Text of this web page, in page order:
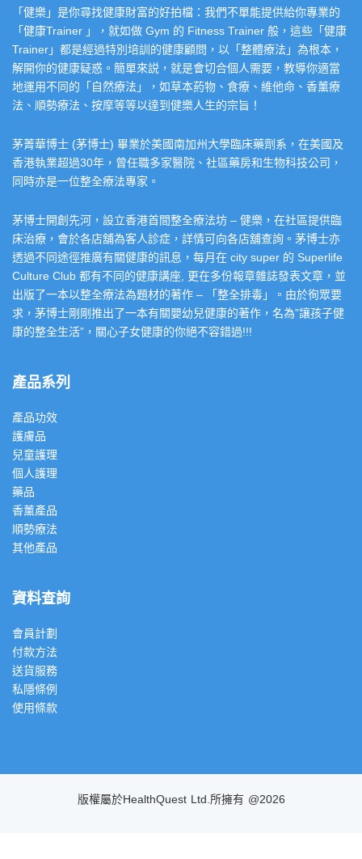
「健樂」是你尋找健康財富的好拍檔：我們不單能提供給你專業的
「健康Trainer 」，就如做 Gym 的 Fitness Trainer 般，這些「健康
Trainer」都是經過特別培訓的健康顧問，以「整體療法」為根本，
解開你的健康疑惑。簡單來説，就是會切合個人需要，教導你適當
地運用不同的「自然療法」，如草本葯物、食療、維他命、香薰療
法、順勢療法、按摩等等以達到健樂人生的宗旨！
茅菁華博士 (茅博士) 畢業於美國南加州大學臨床藥劑系，在美國及
香港執業超過30年，曾任職多家醫院、社區藥房和生物科技公司，
同時亦是一位整全療法專家。
茅博士開創先河，設立香港首間整全療法坊 – 健樂，在社區提供臨
床治療，會於各店舖為客人診症，詳情可向各店舖查詢。茅博士亦
透過不同途徑推廣有關健康的訊息，每月在 city super 的 Superlife
Culture Club 都有不同的健康講座, 更在多份報章雜誌發表文章，並
出版了一本以整全療法為題材的著作 – 「整全排毒」。由於徇眾要
求，茅博士剛剛推出了一本有關嬰幼兒健康的著作，名為”讓孩子健
康的整全生活”，關心子女健康的你絕不容錯過!!!
產品系列
產品功效
護膚品
兒童護理
個人護理
藥品
香薰產品
順勢療法
其他產品
資料查詢
會員計劃
付款方法
送貨服務
私隱條例
使用條款
版權屬於HealthQuest Ltd.所擁有 @2026